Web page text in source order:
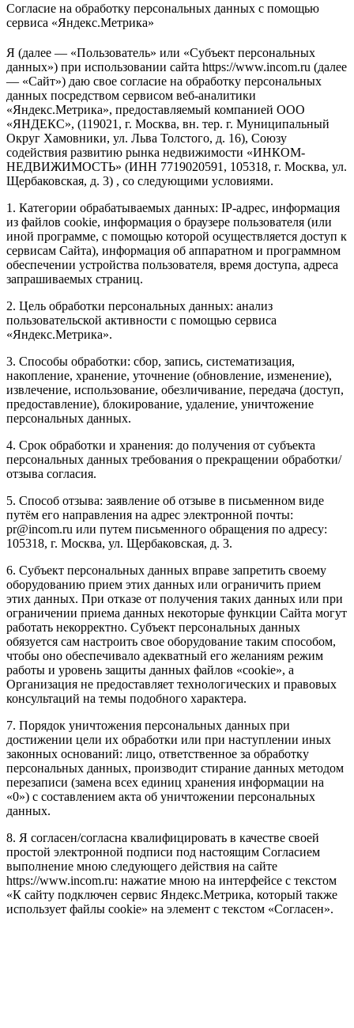
Согласие на обработку персональных данных с помощью
сервиса «Яндекс.Метрика»
Я (далее — «Пользователь» или «Субъект персональных
данных») при использовании сайта https://www.incom.ru (далее
— «Сайт») даю свое согласие на обработку персональных
данных посредством сервисом веб-аналитики
«Яндекс.Метрика», предоставляемый компанией ООО
«ЯНДЕКС», (119021, г. Москва, вн. тер. г. Муниципальный
Округ Хамовники, ул. Льва Толстого, д. 16), Союзу
содействия развитию рынка недвижимости «ИНКОМ-
НЕДВИЖИМОСТЬ» (ИНН 7719020591, 105318, г. Москва, ул.
Щербаковская, д. 3) , со следующими условиями.
1. Категории обрабатываемых данных: IP-адрес, информация
из файлов cookie, информация о браузере пользователя (или
иной программе, с помощью которой осуществляется доступ к
сервисам Сайта), информация об аппаратном и программном
обеспечении устройства пользователя, время доступа, адреса
запрашиваемых страниц.
2. Цель обработки персональных данных: анализ
пользовательской активности с помощью сервиса
«Яндекс.Метрика».
3. Способы обработки: сбор, запись, систематизация,
накопление, хранение, уточнение (обновление, изменение),
извлечение, использование, обезличивание, передача (доступ,
предоставление), блокирование, удаление, уничтожение
персональных данных.
4. Срок обработки и хранения: до получения от субъекта
персональных данных требования о прекращении обработки/
отзыва согласия.
5. Способ отзыва: заявление об отзыве в письменном виде
путём его направления на адрес электронной почты:
pr@incom.ru или путем письменного обращения по адресу:
105318, г. Москва, ул. Щербаковская, д. 3.
6. Субъект персональных данных вправе запретить своему
оборудованию прием этих данных или ограничить прием
этих данных. При отказе от получения таких данных или при
ограничении приема данных некоторые функции Сайта могут
работать некорректно. Субъект персональных данных
обязуется сам настроить свое оборудование таким способом,
чтобы оно обеспечивало адекватный его желаниям режим
работы и уровень защиты данных файлов «cookie», а
Организация не предоставляет технологических и правовых
консультаций на темы подобного характера.
7. Порядок уничтожения персональных данных при
достижении цели их обработки или при наступлении иных
законных оснований: лицо, ответственное за обработку
персональных данных, производит стирание данных методом
перезаписи (замена всех единиц хранения информации на
«0») с составлением акта об уничтожении персональных
данных.
8. Я согласен/согласна квалифицировать в качестве своей
простой электронной подписи под настоящим Согласием
выполнение мною следующего действия на сайте
https://www.incom.ru: нажатие мною на интерфейсе с текстом
«К сайту подключен сервис Яндекс.Метрика, который также
использует файлы cookie» на элемент с текстом «Согласен».